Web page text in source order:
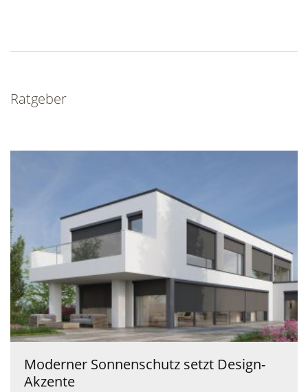
Ratgeber
Moderner Sonnenschutz setzt Design-
Akzente